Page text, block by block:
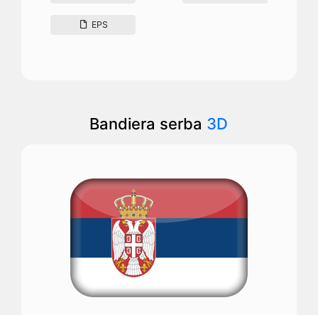
EPS
Bandiera serba 3D